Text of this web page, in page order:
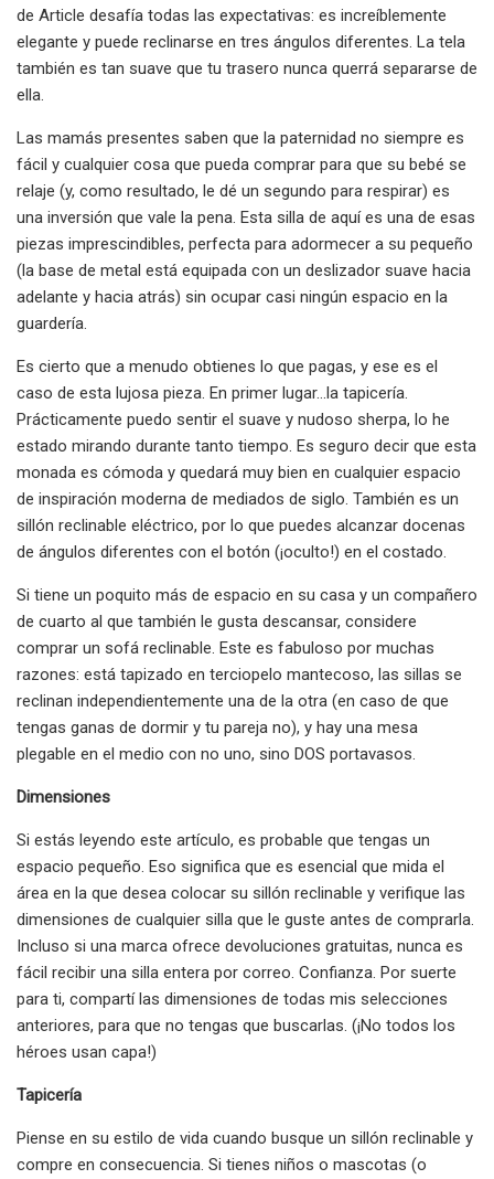
de Article desafía todas las expectativas: es increíblemente
elegante y puede reclinarse en tres ángulos diferentes. La tela
también es tan suave que tu trasero nunca querrá separarse de
ella.
Las mamás presentes saben que la paternidad no siempre es
fácil y cualquier cosa que pueda comprar para que su bebé se
relaje (y, como resultado, le dé un segundo para respirar) es
una inversión que vale la pena. Esta silla de aquí es una de esas
piezas imprescindibles, perfecta para adormecer a su pequeño
(la base de metal está equipada con un deslizador suave hacia
adelante y hacia atrás) sin ocupar casi ningún espacio en la
guardería.
Es cierto que a menudo obtienes lo que pagas, y ese es el
caso de esta lujosa pieza. En primer lugar...la tapicería.
Prácticamente puedo sentir el suave y nudoso sherpa, lo he
estado mirando durante tanto tiempo. Es seguro decir que esta
monada es cómoda y quedará muy bien en cualquier espacio
de inspiración moderna de mediados de siglo. También es un
sillón reclinable eléctrico, por lo que puedes alcanzar docenas
de ángulos diferentes con el botón (¡oculto!) en el costado.
Si tiene un poquito más de espacio en su casa y un compañero
de cuarto al que también le gusta descansar, considere
comprar un sofá reclinable. Este es fabuloso por muchas
razones: está tapizado en terciopelo mantecoso, las sillas se
reclinan independientemente una de la otra (en caso de que
tengas ganas de dormir y tu pareja no), y hay una mesa
plegable en el medio con no uno, sino DOS portavasos.
Dimensiones
Si estás leyendo este artículo, es probable que tengas un
espacio pequeño. Eso significa que es esencial que mida el
área en la que desea colocar su sillón reclinable y verifique las
dimensiones de cualquier silla que le guste antes de comprarla.
Incluso si una marca ofrece devoluciones gratuitas, nunca es
fácil recibir una silla entera por correo. Confianza. Por suerte
para ti, compartí las dimensiones de todas mis selecciones
anteriores, para que no tengas que buscarlas. (¡No todos los
héroes usan capa!)
Tapicería
Piense en su estilo de vida cuando busque un sillón reclinable y
compre en consecuencia. Si tienes niños o mascotas (o